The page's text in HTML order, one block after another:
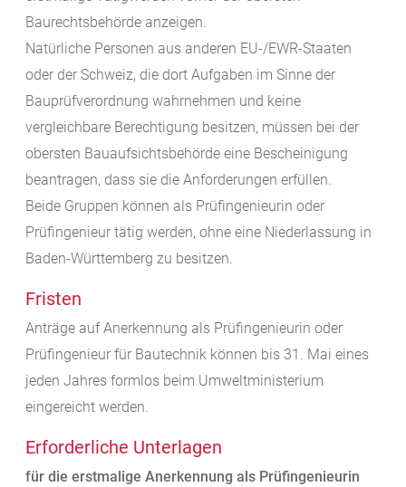
Baurechtsbehörde anzeigen.
Natürliche Personen aus anderen EU-/EWR-Staaten
oder der Schweiz, die dort Aufgaben im Sinne der
Bauprüfverordnung wahrnehmen und keine
vergleichbare Berechtigung besitzen, müssen bei der
obersten Bauaufsichtsbehörde eine Bescheinigung
beantragen, dass sie die Anforderungen erfüllen.
Beide Gruppen können als Prüfingenieurin oder
Prüfingenieur tätig werden, ohne eine Niederlassung in
Baden-Württemberg zu besitzen.
Fristen
Anträge auf Anerkennung als Prüfingenieurin oder
Prüfingenieur für Bautechnik können bis 31. Mai eines
jeden Jahres formlos beim Umweltministerium
eingereicht werden.
Erforderliche Unterlagen
für die erstmalige Anerkennung als Prüfingenieurin